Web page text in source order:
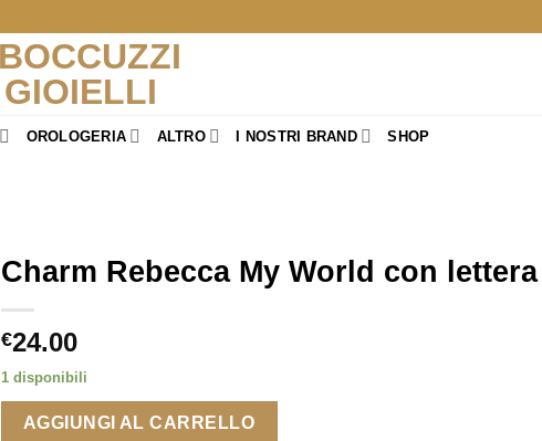
OROLOGERIA ALTRO I NOSTRI BRAND SHOP
Charm Rebecca My World con lettera
€24.00
1 disponibili
AGGIUNGI AL CARRELLO